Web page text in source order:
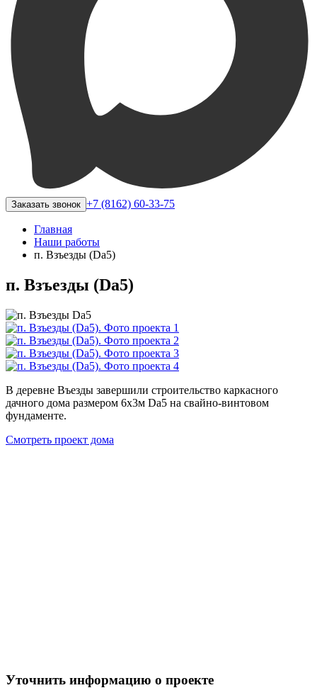
Заказать звонок +7 (8162) 60-33-75
Главная
Наши работы
п. Взъезды (Da5)
п. Взъезды (Da5)
В деревне Въезды завершили строительство каркасного
дачного дома размером 6х3м Da5 на свайно-винтовом
фундаменте.
Смотреть проект дома
Уточнить информацию о проекте